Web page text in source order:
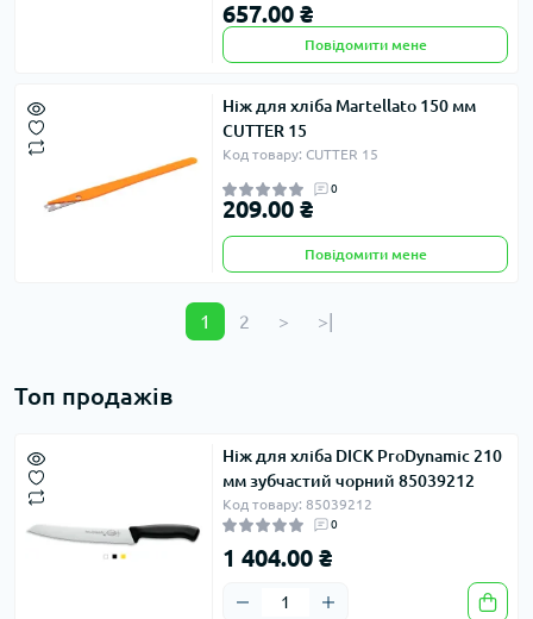
657.00 ₴
Повідомити мене
Ніж для хліба Martellato 150 мм
CUTTER 15
Код товару: CUTTER 15
0
209.00 ₴
Повідомити мене
1 2 > >|
Топ продажів
Ніж для хліба DICK ProDynamic 210
мм зубчастий чорний 85039212
Код товару: 85039212
0
1 404.00 ₴